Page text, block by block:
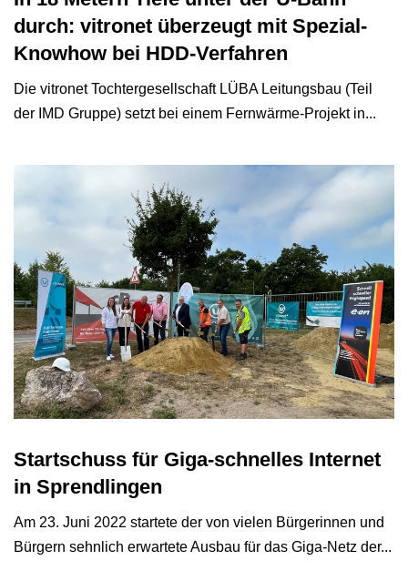
durch: vitronet überzeugt mit Spezial-
Knowhow bei HDD-Verfahren
Die vitronet Tochtergesellschaft LÜBA Leitungsbau (Teil
der IMD Gruppe) setzt bei einem Fernwärme-Projekt in...
Startschuss für Giga-schnelles Internet
in Sprendlingen
Am 23. Juni 2022 startete der von vielen Bürgerinnen und
Bürgern sehnlich erwartete Ausbau für das Giga-Netz der...